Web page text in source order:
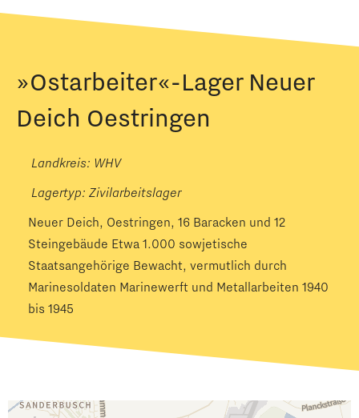
»Ostarbeiter«-Lager Neuer
Deich Oestringen
Landkreis: WHV
Lagertyp: Zivilarbeitslager
Neuer Deich, Oestringen, 16 Baracken und 12
Steingebäude Etwa 1.000 sowjetische
Staatsangehörige Bewacht, vermutlich durch
Marinesoldaten Marinewerft und Metallarbeiten 1940
bis 1945